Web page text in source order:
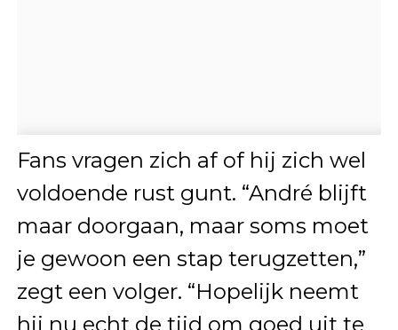
Fans vragen zich af of hij zich wel
voldoende rust gunt. “André blijft
maar doorgaan, maar soms moet
je gewoon een stap terugzetten,”
zegt een volger. “Hopelijk neemt
hij nu echt de tijd om goed uit te